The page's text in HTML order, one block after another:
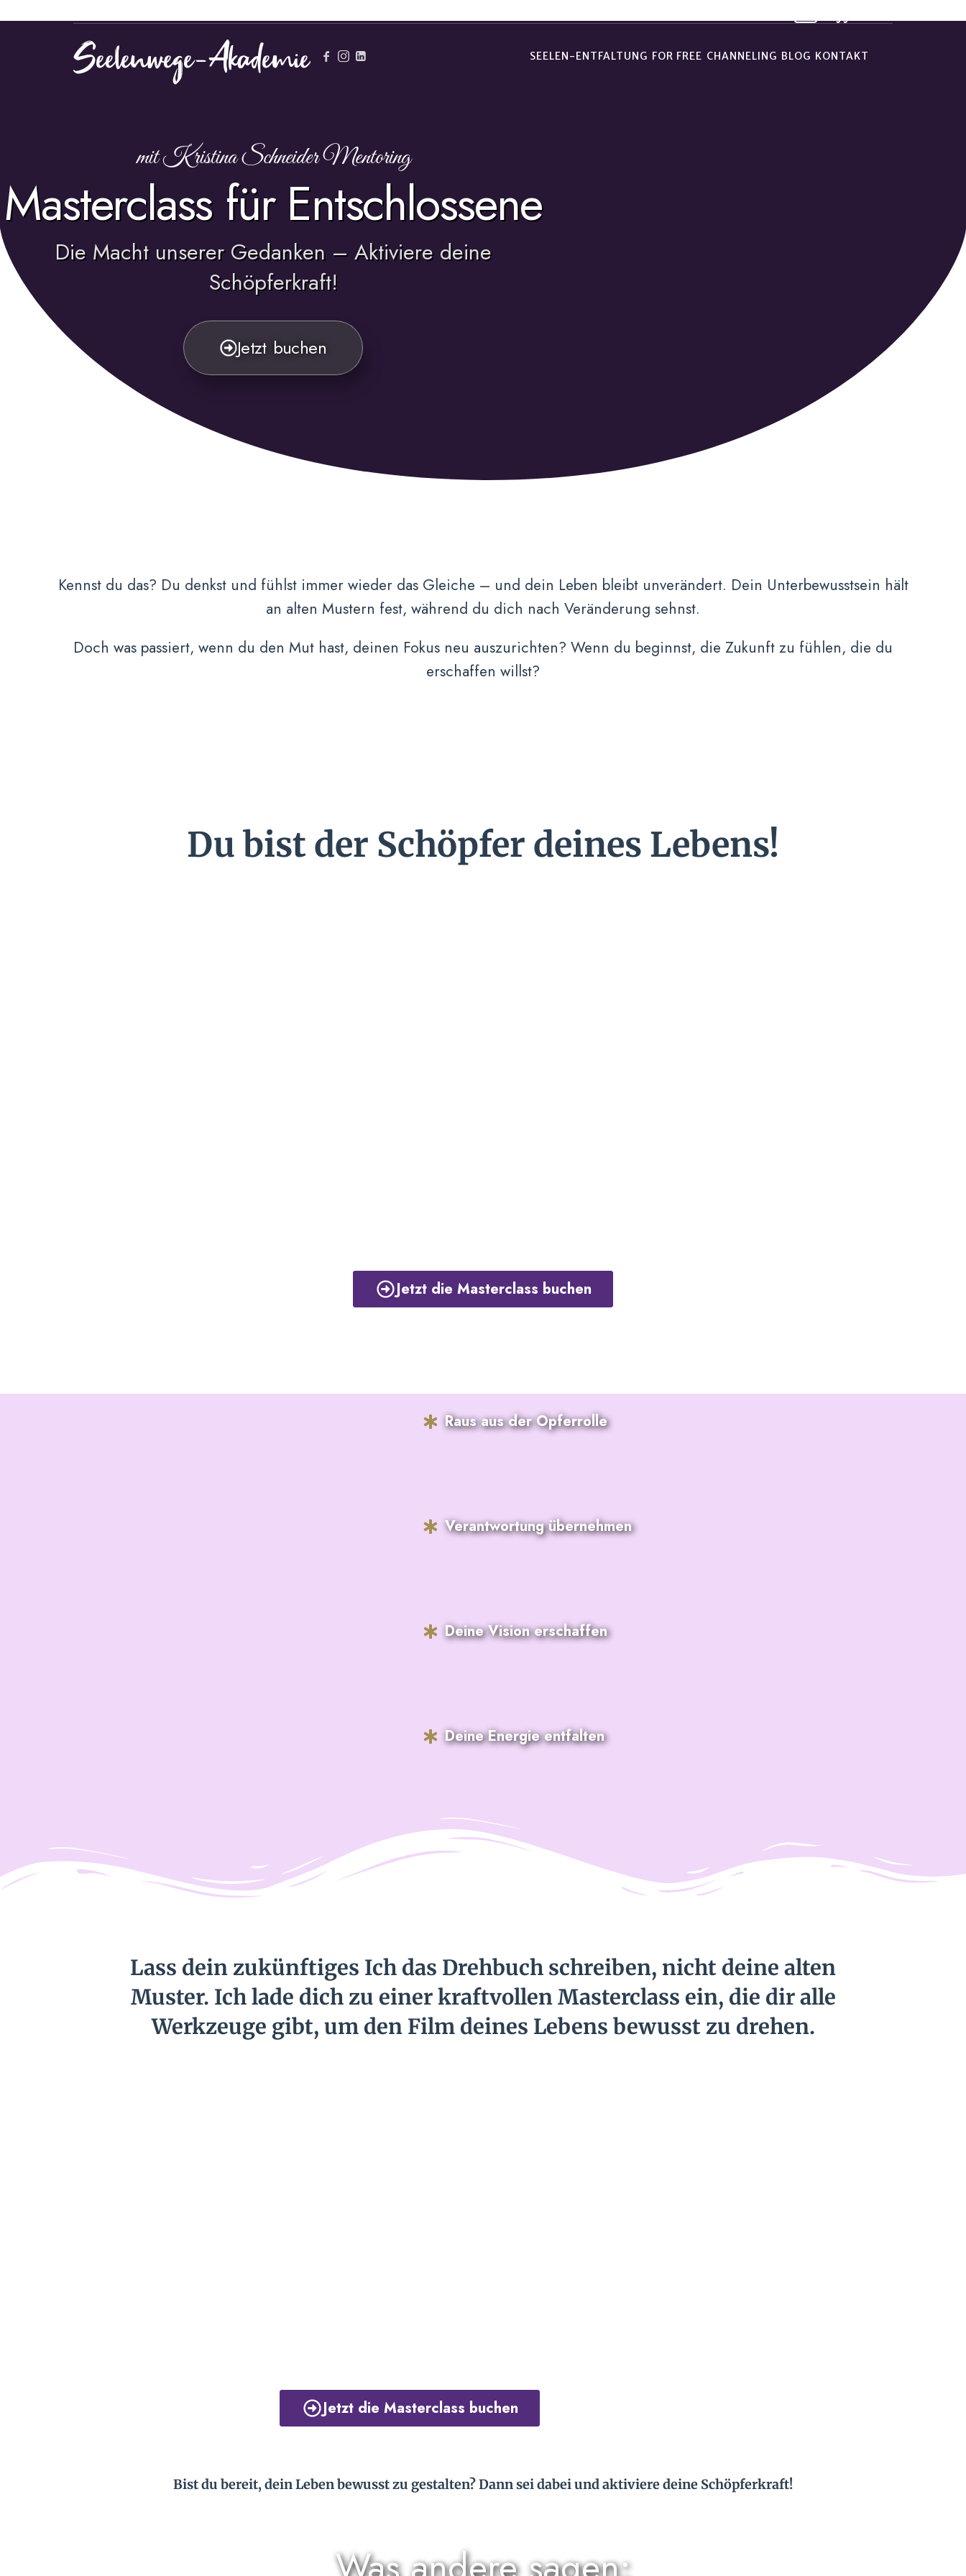
Seelenwege-Akademie SEELEN-ENTFALTUNG FOR FREE CHANNELING BLOG KONTAKT
mit Kristina Schneider Mentoring
Masterclass für Entschlossene
Die Macht unserer Gedanken – Aktiviere deine
Schöpferkraft!
Jetzt buchen
Kennst du das? Du denkst und fühlst immer wieder das Gleiche – und dein Leben bleibt unverändert. Dein Unterbewusstsein hält
an alten Mustern fest, während du dich nach Veränderung sehnst.
Doch was passiert, wenn du den Mut hast, deinen Fokus neu auszurichten? Wenn du beginnst, die Zukunft zu fühlen, die du
erschaffen willst?
Du bist der Schöpfer deines Lebens!
Jetzt die Masterclass buchen
Raus aus der Opferrolle
Verantwortung übernehmen
Deine Vision erschaffen
Deine Energie entfalten
Lass dein zukünftiges Ich das Drehbuch schreiben, nicht deine alten
Muster. Ich lade dich zu einer kraftvollen Masterclass ein, die dir alle
Werkzeuge gibt, um den Film deines Lebens bewusst zu drehen.
Jetzt die Masterclass buchen
Bist du bereit, dein Leben bewusst zu gestalten? Dann sei dabei und aktiviere deine Schöpferkraft!